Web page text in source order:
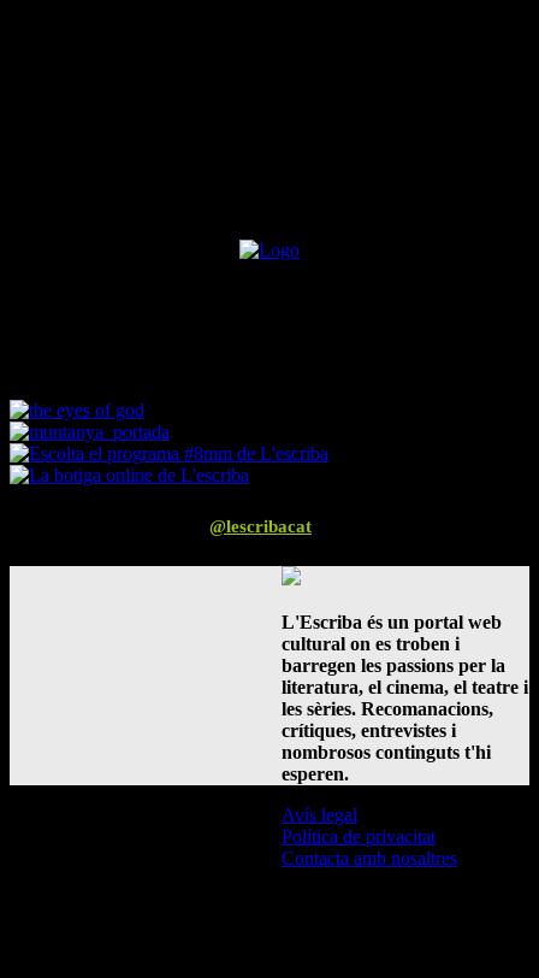
@lescribacat
L'Escriba és un portal web
cultural on es troben i
barregen les passions per la
literatura, el cinema, el teatre i
les sèries. Recomanacions,
crítiques, entrevistes i
nombrosos continguts t'hi
esperen.
Avís legal
Política de privacitat
Contacta amb nosaltres